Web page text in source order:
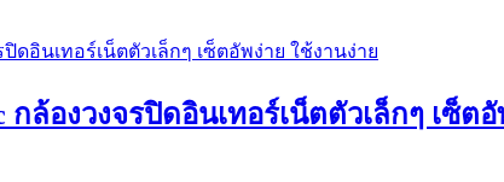
กล้องวงจรปิดอินเทอร์เน็ตตัวเล็กๆ เซ็ต